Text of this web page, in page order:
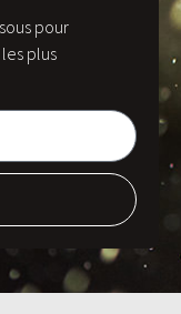
pour
plus